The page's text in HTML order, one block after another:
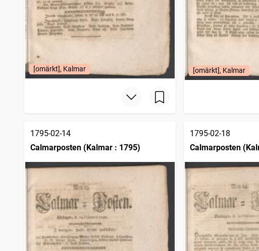
[omärkt], Kalmar [omärkt], Kalmar
1795-02-14
Calmarposten (Kalmar : 1795)
1795-02-18
Calmarposten